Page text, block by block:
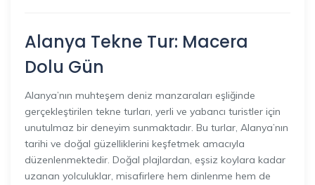
Alanya Tekne Tur: Macera
Dolu Gün
Alanya’nın muhteşem deniz manzaraları eşliğinde
gerçekleştirilen tekne turları, yerli ve yabancı turistler için
unutulmaz bir deneyim sunmaktadır. Bu turlar, Alanya’nın
tarihi ve doğal güzelliklerini keşfetmek amacıyla
düzenlenmektedir. Doğal plajlardan, eşsiz koylara kadar
uzanan yolculuklar, misafirlere hem dinlenme hem de